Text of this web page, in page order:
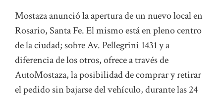
Mostaza anunció la apertura de un nuevo local en
Rosario, Santa Fe. El mismo está en pleno centro
de la ciudad; sobre Av. Pellegrini 1431 y a
diferencia de los otros, ofrece a través de
AutoMostaza, la posibilidad de comprar y retirar
el pedido sin bajarse del vehículo, durante las 24